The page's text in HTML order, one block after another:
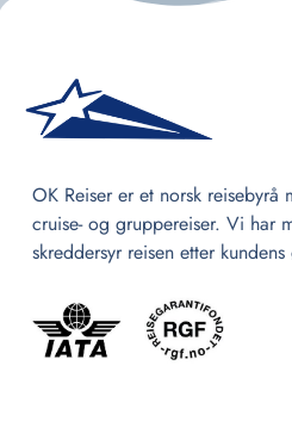
OK Reiser er et norsk reisebyrå
cruise- og gruppereiser. Vi har
skreddersyr reisen etter kundens